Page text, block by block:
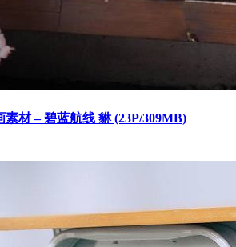
素材 – 碧蓝航线 貅 (23P/309MB)